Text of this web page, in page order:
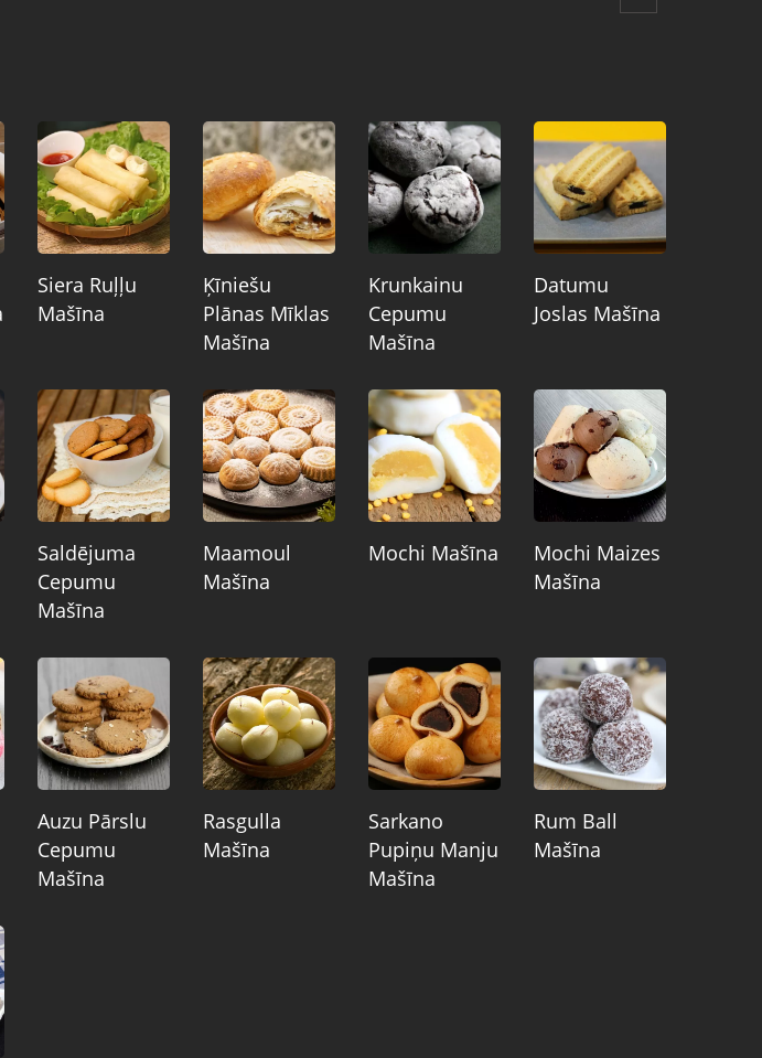
Siera Ruļļu
Mašīna
Ķīniešu
Plānas Mīklas
Mašīna
Krunkainu
Cepumu
Mašīna
Datumu
Joslas Mašīna
Saldējuma
Cepumu
Mašīna
Maamoul
Mašīna
Mochi Mašīna
Mochi Maizes
Mašīna
Auzu Pārslu
Cepumu
Mašīna
Rasgulla
Mašīna
Sarkano
Pupiņu Manju
Mašīna
Rum Ball
Mašīna